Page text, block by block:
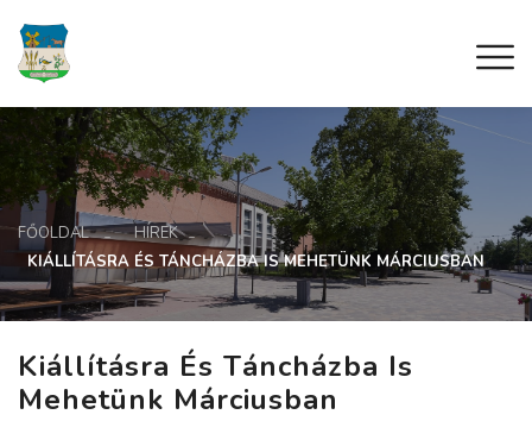
FŐOLDAL
HÍREK
KIÁLLÍTÁSRA ÉS TÁNCHÁZBA IS MEHETÜNK MÁRCIUSBAN
Kiállításra És Táncházba Is
Mehetünk Márciusban